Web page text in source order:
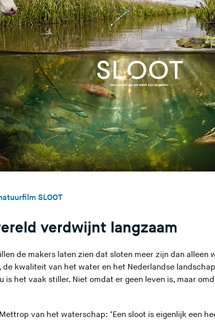
SLOOT
verdwijnt langzaam
de makers laten zien dat sloten meer zijn dan alleen
kwaliteit van het water en het Nederlandse
is het vaak stiller. Niet omdat er geen leven is, maar
van het waterschap: ‘Een sloot is eigenlijk een